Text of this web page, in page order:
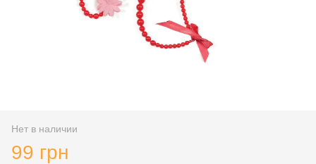
Нет в наличии
99 грн